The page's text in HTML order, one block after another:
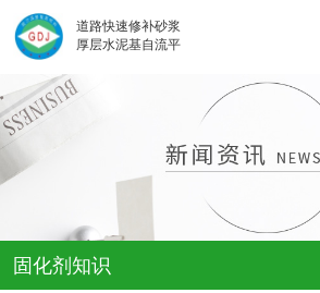
道路快速修补砂浆
厚层水泥基自流平
固化剂知识